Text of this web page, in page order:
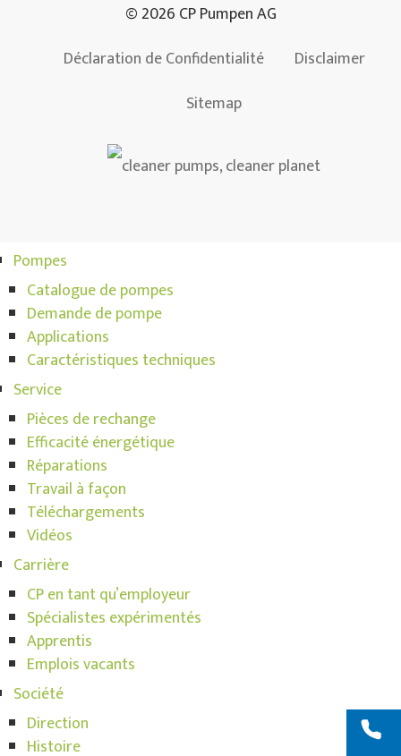
© 2026 CP Pumpen AG
Déclaration de Confidentialité
Disclaimer
Sitemap
Pompes
Catalogue de pompes
Demande de pompe
Applications
Caractéristiques techniques
Service
Pièces de rechange
Efficacité énergétique
Réparations
Travail à façon
Téléchargements
Vidéos
Carrière
CP en tant qu’employeur
Spécialistes expérimentés
Apprentis
Emplois vacants
Société
Direction
Histoire